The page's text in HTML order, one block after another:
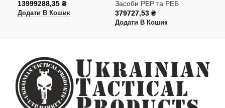
13999288,35 ₴
Додати В Кошик
Засоби РЕР та РЕБ
379727,53 ₴
Додати В Кошик